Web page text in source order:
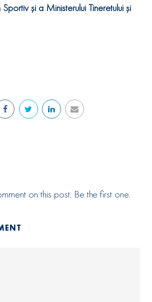
şi a Ministerului Tineretului şi
on this post. Be the first one.